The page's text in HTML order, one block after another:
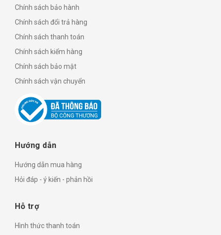
Chính sách bảo hành
Chính sách đổi trả hàng
Chính sách thanh toán
Chính sách kiểm hàng
Chính sách bảo mật
Chính sách vận chuyển
Hướng dẫn
Hướng dẫn mua hàng
Hỏi đáp - ý kiến - phản hồi
Hỗ trợ
Hình thức thanh toán